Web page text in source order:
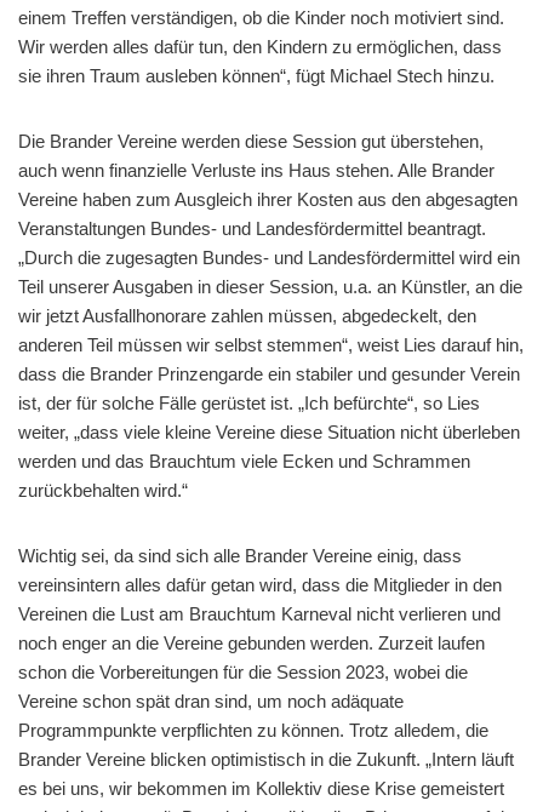
einem Treffen verständigen, ob die Kinder noch motiviert sind.
Wir werden alles dafür tun, den Kindern zu ermöglichen, dass
sie ihren Traum ausleben können“, fügt Michael Stech hinzu.
Die Brander Vereine werden diese Session gut überstehen,
auch wenn finanzielle Verluste ins Haus stehen. Alle Brander
Vereine haben zum Ausgleich ihrer Kosten aus den abgesagten
Veranstaltungen Bundes- und Landesfördermittel beantragt.
„Durch die zugesagten Bundes- und Landesfördermittel wird ein
Teil unserer Ausgaben in dieser Session, u.a. an Künstler, an die
wir jetzt Ausfallhonorare zahlen müssen, abgedeckelt, den
anderen Teil müssen wir selbst stemmen“, weist Lies darauf hin,
dass die Brander Prinzengarde ein stabiler und gesunder Verein
ist, der für solche Fälle gerüstet ist. „Ich befürchte“, so Lies
weiter, „dass viele kleine Vereine diese Situation nicht überleben
werden und das Brauchtum viele Ecken und Schrammen
zurückbehalten wird.“
Wichtig sei, da sind sich alle Brander Vereine einig, dass
vereinsintern alles dafür getan wird, dass die Mitglieder in den
Vereinen die Lust am Brauchtum Karneval nicht verlieren und
noch enger an die Vereine gebunden werden. Zurzeit laufen
schon die Vorbereitungen für die Session 2023, wobei die
Vereine schon spät dran sind, um noch adäquate
Programmpunkte verpflichten zu können. Trotz alledem, die
Brander Vereine blicken optimistisch in die Zukunft. „Intern läuft
es bei uns, wir bekommen im Kollektiv diese Krise gemeistert